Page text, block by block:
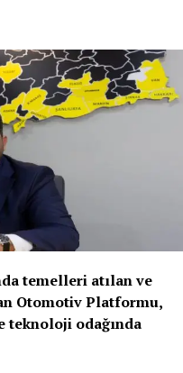
temelleri atılan ve
Otomotiv Platformu,
teknoloji odağında